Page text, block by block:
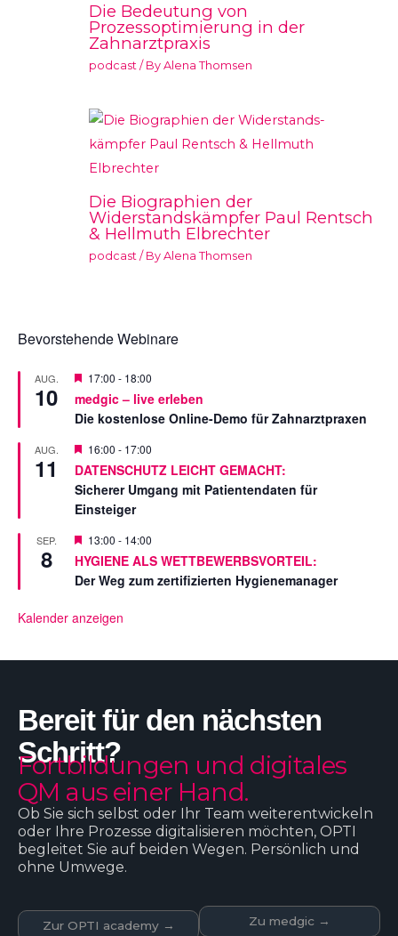
Die Bedeutung von
Prozessoptimierung in der
Zahnarztpraxis
podcast / By Alena Thomsen
Die Biographien der
Widerstandskämpfer Paul Rentsch
& Hellmuth Elbrechter
podcast / By Alena Thomsen
Bevorstehende Webinare
AUG.
10
V
r
g
s
t
e
l
l
t
17:00 - 18:00
medgic – live erleben
Die kostenlose Online-Demo für Zahnarztpraxen
AUG.
11
V
o
r
g
e
s
e
l
l
t
16:00 - 17:00
DATENSCHUTZ LEICHT GEMACHT:
Sicherer Umgang mit Patientendaten für
Einsteiger
SEP.
8
V
o
r
g
t
13:00 - 14:00
HYGIENE ALS WETTBEWERBSVORTEIL:
Der Weg zum zertifizierten Hygienemanager
Kalender anzeigen
Bereit für den nächsten
Schritt?
Fortbildungen und digitales
QM aus einer Hand.
Ob Sie sich selbst oder Ihr Team weiterentwickeln
oder Ihre Prozesse digitalisieren möchten, OPTI
begleitet Sie auf beiden Wegen. Persönlich und
ohne Umwege.
Zur OPTI academy → Zu medgic →